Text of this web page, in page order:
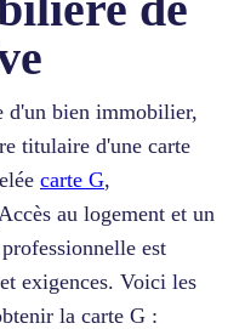
d'un bien immobilier,
titulaire d'une carte
carte G,
au logement et un
est
exigences. Voici les
la carte G :